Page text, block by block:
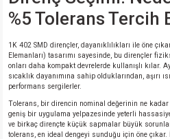
%5 Tolerans Tercih
1K 402 SMD dirençler, dayanıklılıkları ile öne
Elemanları) tasarımı sayesinde, bu dirençler
onları daha kompakt devrelerde kullanışlı kılar.
sıcaklık dayanımına sahip olduklarından, aşırı
performans sergilerler.
Tolerans, bir direncin nominal değerinin ne kadar
geniş bir uygulama yelpazesinde yeterli
ve birkaç dirençte küçük sapmalar büyük
tolerans, en ideal dengeyi sunduğu için öne